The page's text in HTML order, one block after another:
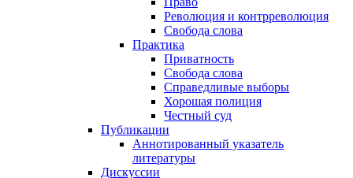
Революция и контрреволюция
Свобода слова
Практика
Приватность
Свобода слова
Справедливые выборы
Хорошая полиция
Честный суд
Публикации
Аннотированный указатель
литературы
Дискуссии